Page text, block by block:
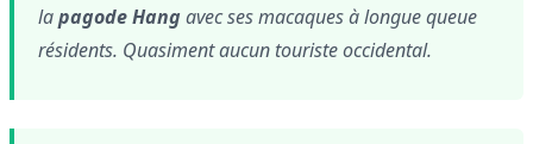
lapagode Hang avec ses macaques à longue queue
résidents. Quasiment aucun touriste occidental.